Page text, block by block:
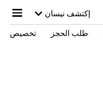
إكتشف نيسان
طلب الحجز تخصيص